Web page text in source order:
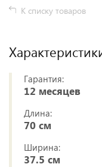
К списку товаров
Гарантия:
12 месяцев
Длина:
70 см
Ширина:
37.5 см